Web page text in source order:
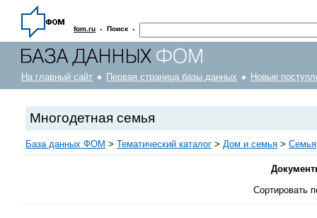
fom.ru · Поиск ·
На главный сайт Первая страница базы данных Новые
Многодетная семья
База данных ФОМ > Тематический каталог > Дом и семья > Семья
Сортировать